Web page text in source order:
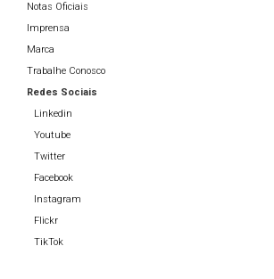
Notas Oficiais
Imprensa
Marca
Trabalhe Conosco
Redes Sociais
Linkedin
Youtube
Twitter
Facebook
Instagram
Flickr
TikTok